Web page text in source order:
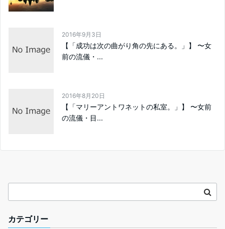
2016年9月3日
【「成功は次の曲がり角の先にある。」】 〜女
前の流儀・...
2016年8月20日
【「マリーアントワネットの私室。」】 〜女前
の流儀・目...
カテゴリー